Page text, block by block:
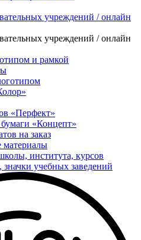
учреждений / онлайн
учреждений / онлайн
и рамкой
«Перфект»
«Концепт»
на заказ
материалы
института, курсов
учебных заведений